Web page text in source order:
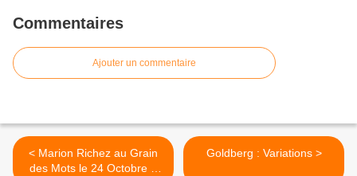
Commentaires
Ajouter un commentaire
< Marion Richez au Grain
des Mots le 24 Octobre à
Goldberg : Variations >